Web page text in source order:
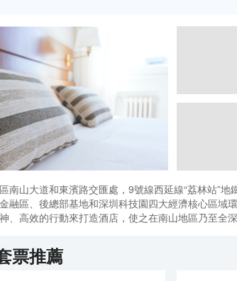
南山大道和東濱路交匯處，9號線西延線“荔林站”
融區、後總部基地和深圳科技園四大經濟核心區
、高效的行動來打造酒店，使之在南山地區乃至全
票推薦